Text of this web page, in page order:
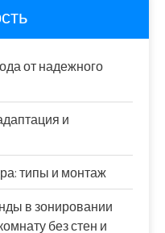
от надежного
и
типы и монтаж
в зонировании
без стен и